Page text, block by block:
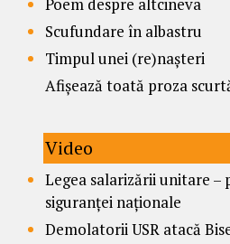
Scufundare în albastru
Timpul unei (re)nașteri
Afișează toată proza
Video
Legea salarizării unitare –
siguranței naționale
Demolatorii USR atacă